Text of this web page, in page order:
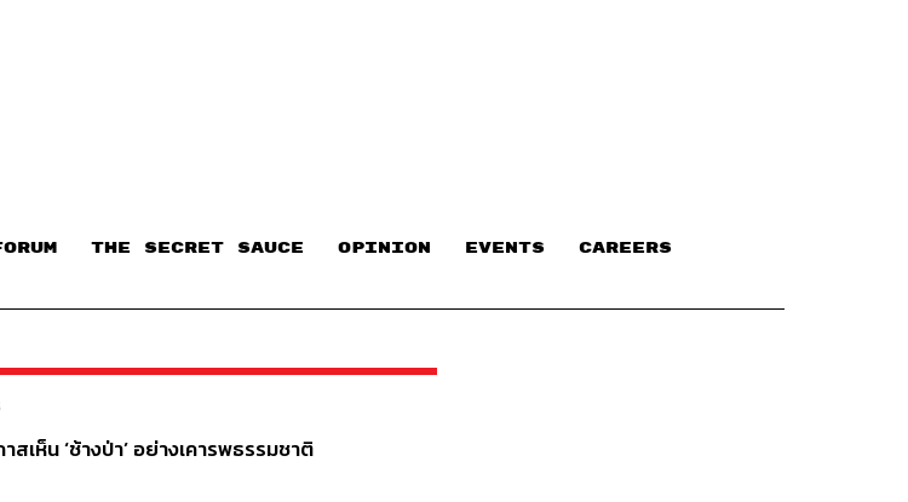
THE SECRET SAUCE​ OPINION EVENTS CAREERS
สเห็น ‘ช้างป่า’ อย่างเคารพธรรมชาติ